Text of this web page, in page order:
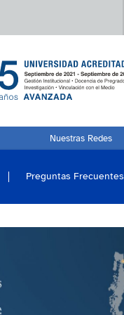
Nuestras Redes
Preguntas Frecuentes